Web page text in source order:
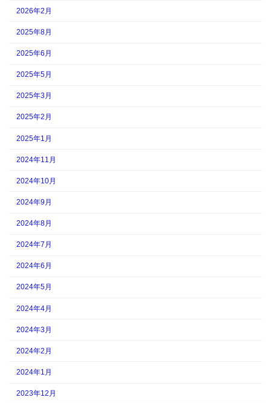
2026年2月
2025年8月
2025年6月
2025年5月
2025年3月
2025年2月
2025年1月
2024年11月
2024年10月
2024年9月
2024年8月
2024年7月
2024年6月
2024年5月
2024年4月
2024年3月
2024年2月
2024年1月
2023年12月